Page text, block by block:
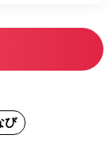
を醍醐味くださ
び